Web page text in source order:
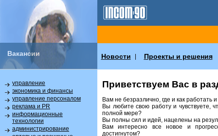
Вакансии Новости Проекты и решения
управление
экономика и финансы
управление персоналом
реклама и PR
информационные
технологии
администрирование
Приветствуем Вас в
Вам не безразлично, где и как работать
Вы любите свою работу и чувствуете,
полной мере?
Вы полны сил и идей, нацелены на
Вам интересно все новое и
достигнутом?